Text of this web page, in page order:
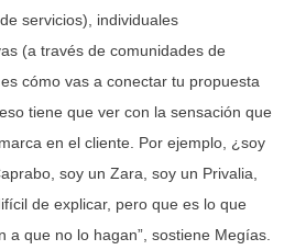
servicios), individuales
(a través de comunidades de
cómo vas a conectar tu propuesta
tiene que ver con la sensación que
en el cliente. Por ejemplo, ¿soy
soy un Zara, soy un Privalia,
de explicar, pero que es lo que
a que no lo hagan”, sostiene Megías.